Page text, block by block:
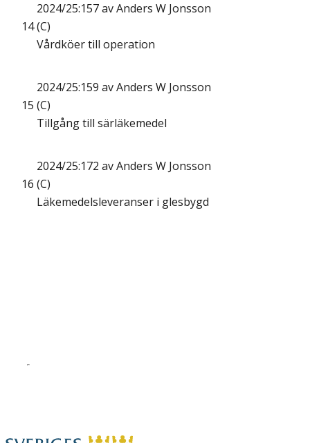
14
2024/25:157 av Anders W Jonsson
(C)
Vårdköer till operation
15
2024/25:159 av Anders W Jonsson
(C)
Tillgång till särläkemedel
16
2024/25:172 av Anders W Jonsson
(C)
Läkemedelsleveranser i glesbygd